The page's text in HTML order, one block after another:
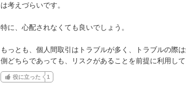
は考えづらいです。
特に、心配されなくても良いでしょう。
もっとも、個人間取引はトラブルが多く、トラブルの際
側どちらであっても、リスクがあることを前提に利用して
役に立った 1